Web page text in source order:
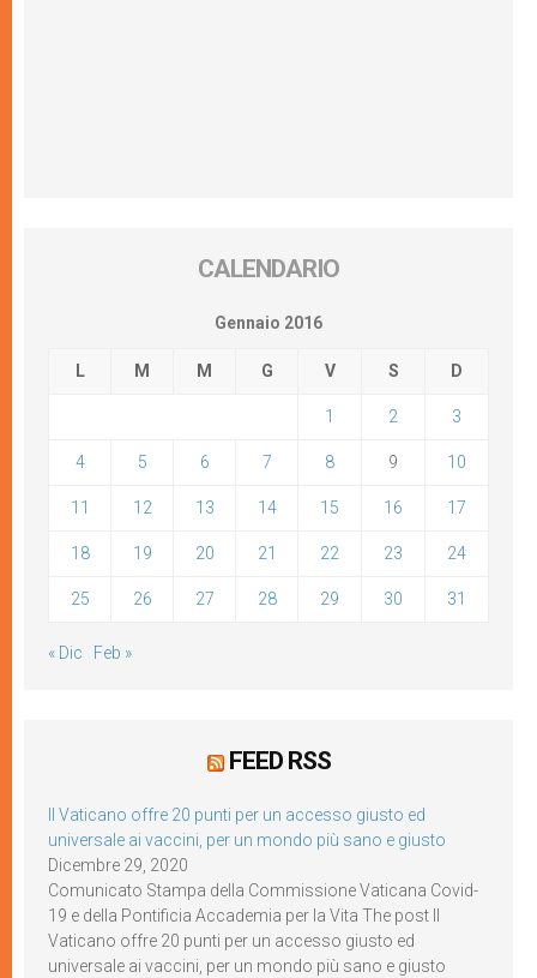
CALENDARIO
Gennaio 2016
L M M G V S D
1 2 3
4 5 6 7 8 9 10
11 12 13 14 15 16 17
18 19 20 21 22 23 24
25 26 27 28 29 30 31
« Dic Feb »
FEED RSS
Il Vaticano offre 20 punti per un accesso giusto ed
universale ai vaccini, per un mondo più sano e giusto
Dicembre 29, 2020
Comunicato Stampa della Commissione Vaticana Covid-
19 e della Pontificia Accademia per la Vita The post Il
Vaticano offre 20 punti per un accesso giusto ed
universale ai vaccini, per un mondo più sano e giusto